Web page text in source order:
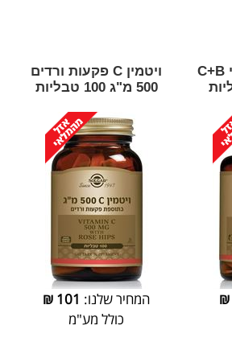
קומפלקס ויטמיני C+B
₪
ויטמין C פקעות ורדים
500 מ"ג 100 טבליות
המחיר שלנו: 101
₪
כולל מע"מ